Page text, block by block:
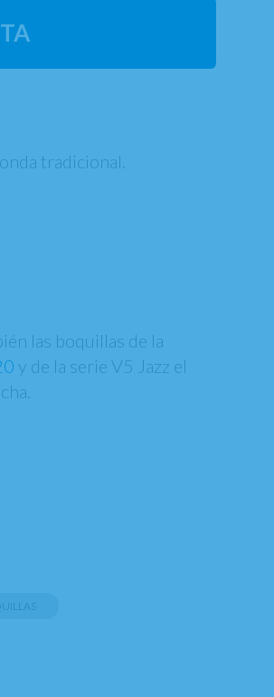
tradicional.
las boquillas de la
y de la serie V5 Jazz el